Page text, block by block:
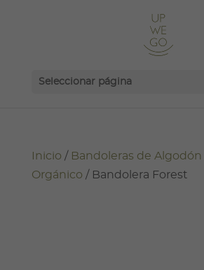
Seleccionar página
Inicio / Bandoleras de Algodón
Orgánico / Bandolera Forest